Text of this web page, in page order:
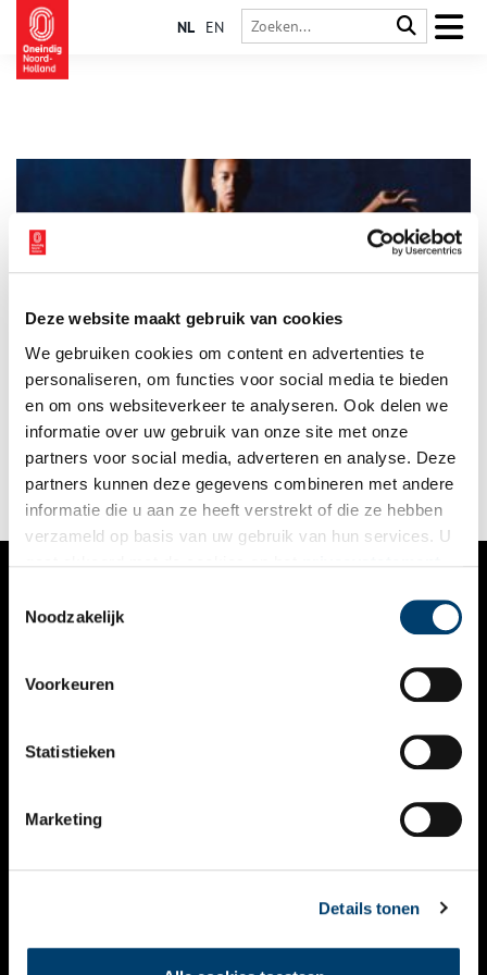
Deze website maakt gebruik van cookies
We gebruiken cookies om content en advertenties te
personaliseren, om functies voor social media te bieden
en om ons websiteverkeer te analyseren. Ook delen we
informatie over uw gebruik van onze site met onze
partners voor social media, adverteren en analyse. Deze
partners kunnen deze gegevens combineren met andere
informatie die u aan ze heeft verstrekt of die ze hebben
verzameld op basis van uw gebruik van hun services. U
Noodzakelijk
Voorkeuren
Statistieken
Marketing
Details tonen
NL EN
Dit najaar presenteert Het Scheepvaartmuseum Oceanista –
Fashion & Sea. Een veelzijdige modetentoonstelling die het
maritieme verleden, het modebeeld van nu en de duurzame
toekomst van kleding met elkaar verbindt.
2 min
VERHALEN
KALENDER
THEMA’S
VIDEO’S
CONTACT